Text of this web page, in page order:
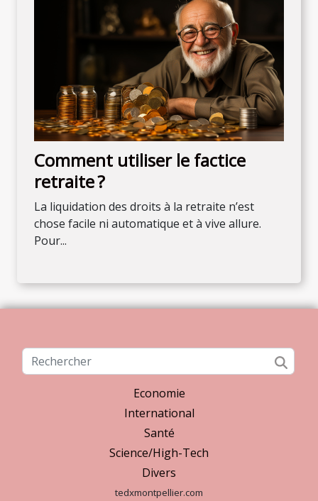
Comment utiliser le factice
retraite ?
La liquidation des droits à la retraite n’est
chose facile ni automatique et à vive allure.
Pour...
Economie
International
Santé
Science/High-Tech
Divers
tedxmontpellier.com